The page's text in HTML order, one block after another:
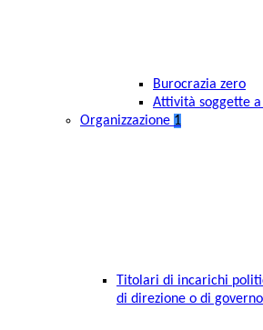
Burocrazia zero
Attività soggette
Organizzazione 1
Titolari di incarichi
di direzione o di governo